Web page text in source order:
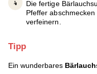
Die fertige
Pfeffer
verfeinern.
Tipp
Ein wunderbares